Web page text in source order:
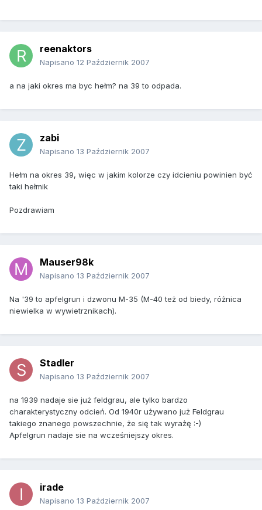
reenaktors
Napisano 12 Październik 2007
a na jaki okres ma byc hełm? na 39 to odpada.
zabi
Napisano 13 Październik 2007
Hełm na okres 39, więc w jakim kolorze czy idcieniu powinien być
taki hełmik
Pozdrawiam
Mauser98k
Napisano 13 Październik 2007
Na '39 to apfelgrun i dzwonu M-35 (M-40 też od biedy, różnica
niewielka w wywietrznikach).
Stadler
Napisano 13 Październik 2007
na 1939 nadaje sie już feldgrau, ale tylko bardzo
charakterystyczny odcień. Od 1940r używano już Feldgrau
takiego znanego powszechnie, że się tak wyrażę :-)
Apfelgrun nadaje sie na wcześniejszy okres.
irade
Napisano 13 Październik 2007